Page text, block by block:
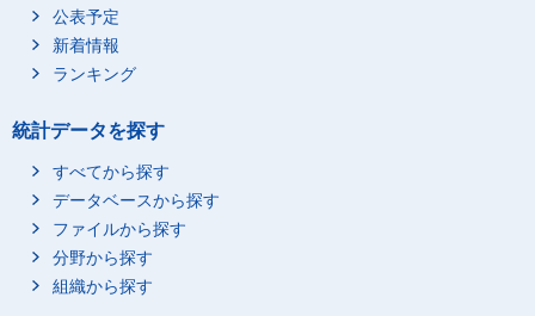
公表予定
新着情報
ランキング
統計データを探す
すべてから探す
データベースから探す
ファイルから探す
分野から探す
組織から探す